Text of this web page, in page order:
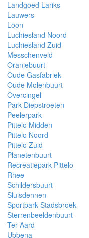
Landgoed Lariks
Lauwers
Loon
Luchiesland Noord
Luchiesland Zuid
Messchenveld
Oranjebuurt
Oude Gasfabriek
Oude Molenbuurt
Overcingel
Park Diepstroeten
Peelerpark
Pittelo Midden
Pittelo Noord
Pittelo Zuid
Planetenbuurt
Recreatiepark Pittelo
Rhee
Schildersbuurt
Sluisdennen
Sportpark Stadsbroek
Sterrenbeeldenbuurt
Ter Aard
Ubbena